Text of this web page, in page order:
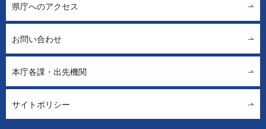
県庁へのアクセス
お問い合わせ
本庁各課・出先機関
サイトポリシー